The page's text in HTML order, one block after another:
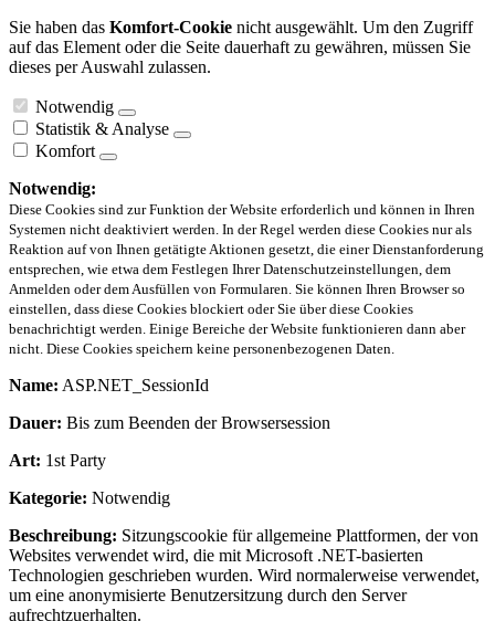
Sie haben das Komfort-Cookie nicht ausgewählt. Um den Zugriff
auf das Element oder die Seite dauerhaft zu gewähren, müssen Sie
dieses per Auswahl zulassen.
Notwendig
Statistik & Analyse
Komfort
Notwendig:
Diese Cookies sind zur Funktion der Website erforderlich und können in Ihren
Systemen nicht deaktiviert werden. In der Regel werden diese Cookies nur als
Reaktion auf von Ihnen getätigte Aktionen gesetzt, die einer Dienstanforderung
entsprechen, wie etwa dem Festlegen Ihrer Datenschutzeinstellungen, dem
Anmelden oder dem Ausfüllen von Formularen. Sie können Ihren Browser so
einstellen, dass diese Cookies blockiert oder Sie über diese Cookies
benachrichtigt werden. Einige Bereiche der Website funktionieren dann aber
nicht. Diese Cookies speichern keine personenbezogenen Daten.
Name: ASP.NET_SessionId
Dauer: Bis zum Beenden der Browsersession
Art: 1st Party
Kategorie: Notwendig
Beschreibung: Sitzungscookie für allgemeine Plattformen, der von
Websites verwendet wird, die mit Microsoft .NET-basierten
Technologien geschrieben wurden. Wird normalerweise verwendet,
um eine anonymisierte Benutzersitzung durch den Server
aufrechtzuerhalten.